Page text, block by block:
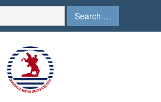
Search …